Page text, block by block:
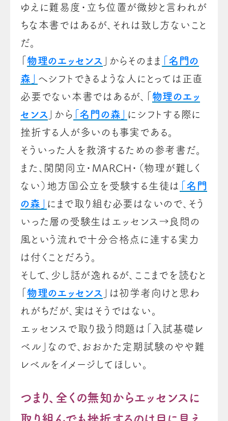
ゆえに難易度・立ち位置が微妙と言われが
ちな本書ではあるが、それは致し方ないこと
だ。
「 物理のエッセンス 」からそのまま 「名門の
森」
へシフトできるような人にとっては正直
必要でない本書ではあるが、「 物理のエッ
センス 」から 「名門の森」 にシフトする際に
挫折する人が多いのも事実である。
そういった人を救済するための参考書だ。
また、関関同立・MARCH・（物理が難しく
ない）地方国公立を受験する生徒は 「名門
の森」 にまで取り組む必要はないので、そう
いった層の受験生はエッセンス→良問の
風という流れで十分合格点に達する実力
は付くことだろう。
そして、少し話が逸れるが、ここまでを読むと
「 物理のエッセンス 」は初学者向けと思わ
れがちだが、実はそうではない。
エッセンスで取り扱う問題は「入試基礎レ
ベル」なので、おおかた定期試験のやや難
レベルをイメージしてほしい。
つまり、全くの無知からエッセンスに